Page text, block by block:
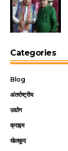
Categories
Blog
अंतर्राष्ट्रीय
उद्योग
क्राइम
खेलकूद